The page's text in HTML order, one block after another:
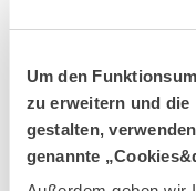
Um den
zu erweitern und
gestalten,
genannte
Bulgarien, Kroatien,
Rumänien, Serbien,
Im Einzelnen werden die
der aktuellen